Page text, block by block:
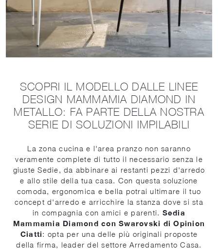
SCOPRI IL MODELLO DALLE LINEE
DESIGN MAMMAMIA DIAMOND IN
METALLO: FA PARTE DELLA NOSTRA
SERIE DI SOLUZIONI IMPILABILI
La zona cucina e l'area pranzo non saranno
veramente complete di tutto il necessario senza le
giuste Sedie, da abbinare ai restanti pezzi d'arredo
e allo stile della tua casa. Con questa soluzione
comoda, ergonomica e bella potrai ultimare il tuo
concept d'arredo e arricchire la stanza dove si sta
in compagnia con amici e parenti. Sedia
Mammamia Diamond con Swarovski di Opinion
Ciatti: opta per una delle più originali proposte
della firma, leader del settore Arredamento Casa.